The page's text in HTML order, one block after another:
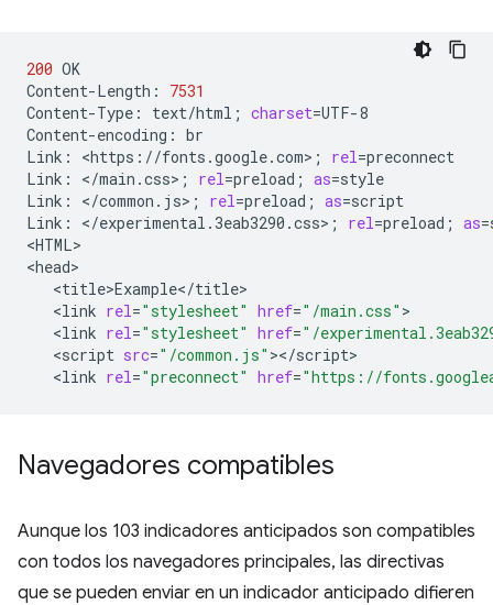
200 OK
Content-Length:
7531
Content-Type:
text/html ; charset=UTF-8
Content-encoding: br
Link:
<https://fonts.google.com> ; rel=preconnect
Link:
</main.css> ; rel=preload ; as=style
Link:
</common.js> ; rel=preload ; as=script
Link:
</experimental.3eab3290.css> ; rel=preload ; as=
<HTML>
<link rel="stylesheet" href="/main.css"
<link rel="stylesheet" href="/
<script src="/common.js"
<link rel="preconnect" href="https://
Navegadores compatibles
Aunque los 103 indicadores anticipados son compatibles
con todos los navegadores principales, las directivas
que se pueden enviar en un indicador anticipado difieren